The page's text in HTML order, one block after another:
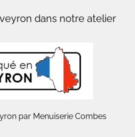
dans notre atelier
par Menuiserie Combes